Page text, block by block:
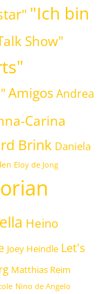
"Ich bin
Show"
Amigos Andrea
Carina
Brink Daniela
Eloy de Jong
Heino
Joey Heindle Let's
Matthias Reim
Nino de Angelo